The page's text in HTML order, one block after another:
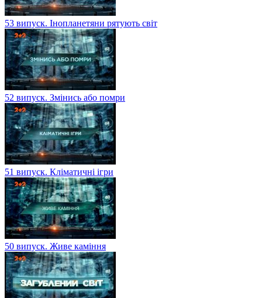
53 випуск. Інопланетяни рятують світ
52 випуск. Змінись або помри
51 випуск. Кліматичні ігри
50 випуск. Живе каміння